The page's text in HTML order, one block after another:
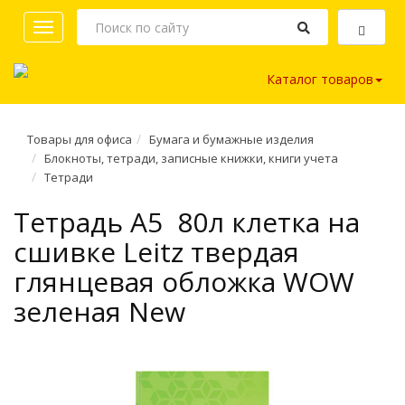
Toggle
navigation
Каталог товаров
Товары для офиса
Бумага и бумажные изделия
Блокноты, тетради, записные книжки, книги учета
Тетради
Тетрадь A5 80л клетка на
сшивке Leitz твердая
глянцевая обложка WOW
зеленая New